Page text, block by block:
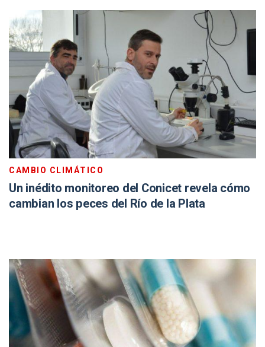
CAMBIO CLIMÁTICO
Un inédito monitoreo del Conicet revela cómo
cambian los peces del Río de la Plata